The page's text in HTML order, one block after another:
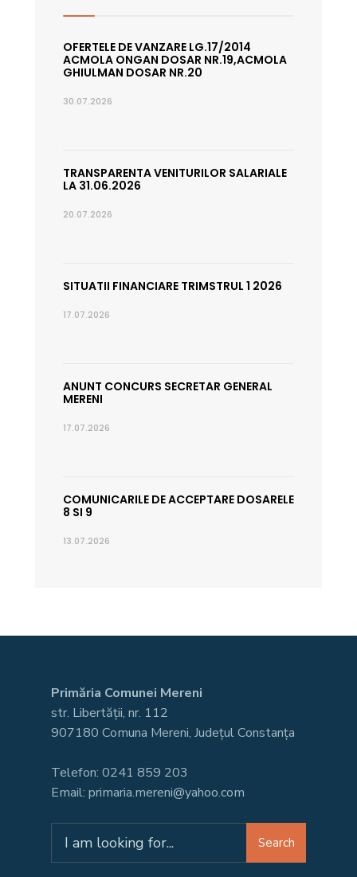
OFERTELE DE VANZARE LG.17/2014
ACMOLA ONGAN DOSAR NR.19,ACMOLA
GHIULMAN DOSAR NR.20
30.07.2026
TRANSPARENTA VENITURILOR SALARIALE
LA 31.06.2026
20.07.2026
SITUATII FINANCIARE TRIMSTRUL 1 2026
17.07.2026
ANUNT CONCURS SECRETAR GENERAL
MERENI
17.07.2026
COMUNICARILE DE ACCEPTARE DOSARELE
8 SI 9
13.07.2026
Primăria Comunei Mereni
str. Libertății, nr. 112
907180 Comuna Mereni, Județul Constanța
Telefon: 0241 859 203
Email: primaria.mereni@yahoo.com
for:
Search